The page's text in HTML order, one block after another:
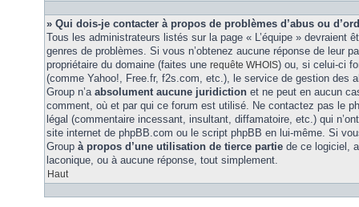
» Qui dois-je contacter à propos de problèmes d’abus ou
Tous les administrateurs listés sur la page « L’équipe » devraient
genres de problèmes. Si vous n’obtenez aucune réponse de leur
propriétaire du domaine (faites une requête WHOIS) ou, si celui-ci
(comme Yahoo!, Free.fr, f2s.com, etc.), le service de gestion des
Group n’a absolument aucune juridiction et ne peut en aucun
comment, où et par qui ce forum est utilisé. Ne contactez pas le
légal (commentaire incessant, insultant, diffamatoire, etc.) qui
site internet de phpBB.com ou le script phpBB en lui-même. Si
Group à propos d’une utilisation de tierce partie de ce logiciel,
laconique, ou à aucune réponse, tout simplement.
Haut